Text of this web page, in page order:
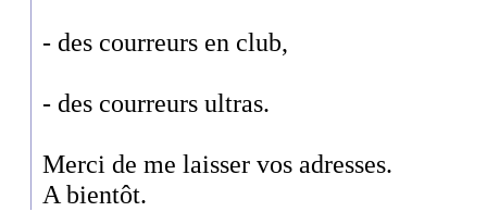
- des courreurs en club,
- des courreurs ultras.
Merci de me laisser vos adresses.
A bientôt.